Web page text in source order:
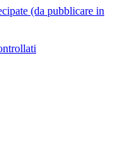
(da pubblicare in